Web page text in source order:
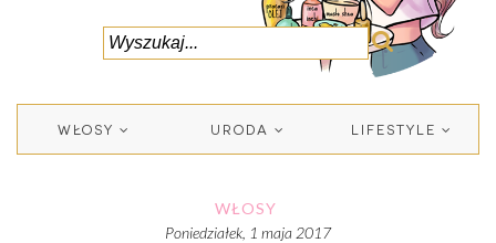
WŁOSY URODA LIFESTYLE
WŁOSY
poniedziałek, 1 maja 2017